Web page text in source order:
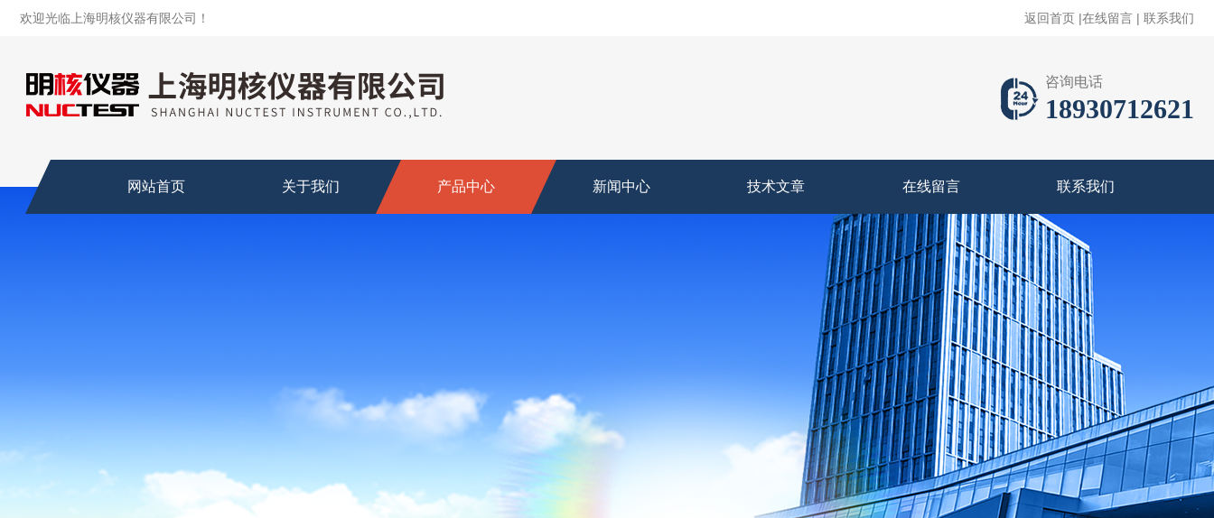
欢迎光临上海明核仪器有限公司！ 返回首页 |在线留言 | 联系我们
咨询电话
18930712621
网站首页 关于我们 产品中心 新闻中心 技术文章 在线留言 联系我们